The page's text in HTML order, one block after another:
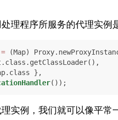
理程序所服务的代理实例
= (Map)
},
());
实例，我们就可以像平常